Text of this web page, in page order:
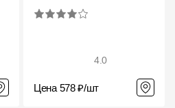
4.0
Цена 578 ₽/шт